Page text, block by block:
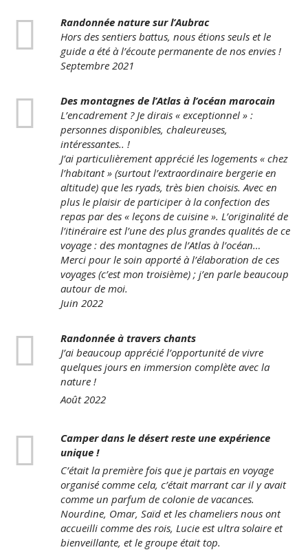
Randonnée nature sur l’Aubrac
Hors des sentiers battus, nous étions seuls et le
guide a été à l’écoute permanente de nos envies !
Septembre 2021
Des montagnes de l’Atlas à l’océan marocain
L’encadrement ? Je dirais « exceptionnel » :
personnes disponibles, chaleureuses,
intéressantes.. !
J’ai particulièrement apprécié les logements « chez
l’habitant » (surtout l’extraordinaire bergerie en
altitude) que les ryads, très bien choisis. Avec en
plus le plaisir de participer à la confection des
repas par des « leçons de cuisine ». L’originalité de
l’itinéraire est l’une des plus grandes qualités de ce
voyage : des montagnes de l’Atlas à l’océan…
Merci pour le soin apporté à l’élaboration de ces
voyages (c’est mon troisième) ; j’en parle beaucoup
autour de moi.
Juin 2022
Randonnée à travers chants
J’ai beaucoup apprécié l’opportunité de vivre
quelques jours en immersion complète avec la
nature !
Août 2022
Camper dans le désert reste une expérience
unique !
C’était la première fois que je partais en voyage
organisé comme cela, c’était marrant car il y avait
comme un parfum de colonie de vacances.
Nourdine, Omar, Saïd et les chameliers nous ont
accueilli comme des rois, Lucie est ultra solaire et
bienveillante, et le groupe était top.